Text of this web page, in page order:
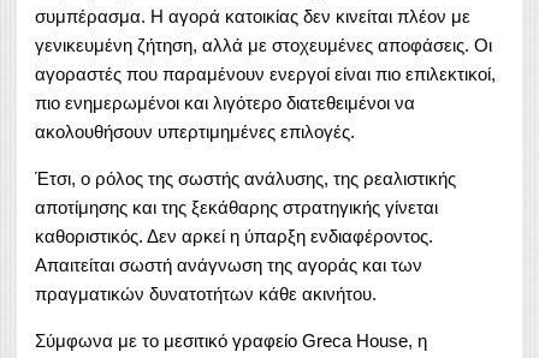
συμπέρασμα. Η αγορά κατοικίας δεν κινείται πλέον με
γενικευμένη ζήτηση, αλλά με στοχευμένες αποφάσεις. Οι
αγοραστές που παραμένουν ενεργοί είναι πιο επιλεκτικοί,
πιο ενημερωμένοι και λιγότερο διατεθειμένοι να
ακολουθήσουν υπερτιμημένες επιλογές.
Έτσι, ο ρόλος της σωστής ανάλυσης, της ρεαλιστικής
αποτίμησης και της ξεκάθαρης στρατηγικής γίνεται
καθοριστικός. Δεν αρκεί η ύπαρξη ενδιαφέροντος.
Απαιτείται σωστή ανάγνωση της αγοράς και των
πραγματικών δυνατοτήτων κάθε ακινήτου.
Σύμφωνα με το μεσιτικό γραφείο Greca House, η